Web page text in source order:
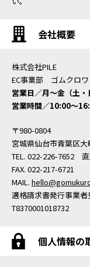
会社概要
株式会社PILE
EC事業部 ゴムクロワ
営業日／月〜金（土・
営業時間／10:00〜
〒980-0804
宮城県仙台市青葉区
TEL. 022-226-7652
FAX. 022-217-6721
MAIL.
適格請求書発行事業者
T8370001018732
個人情報の